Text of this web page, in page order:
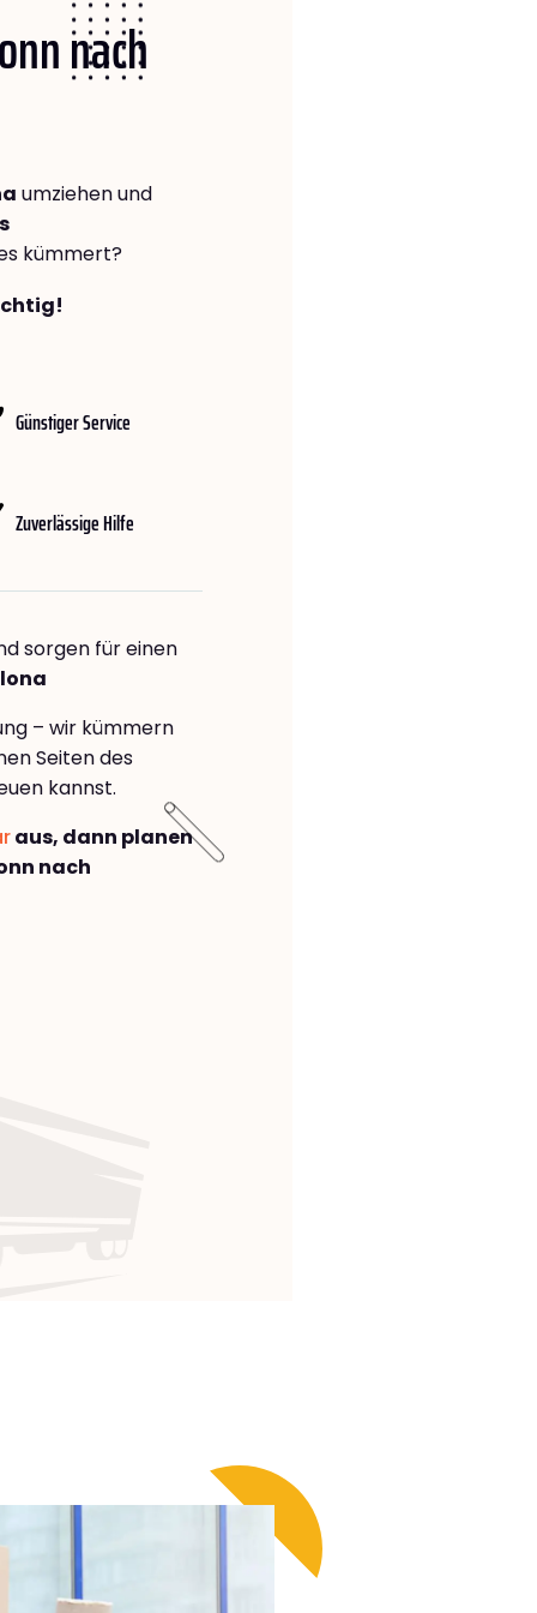
nach
umziehen und
kümmert?
Günstiger Service
Zuverlässige Hilfe
sorgen für einen
– wir kümmern
Seiten des
kannst.
aus, dann planen
nach